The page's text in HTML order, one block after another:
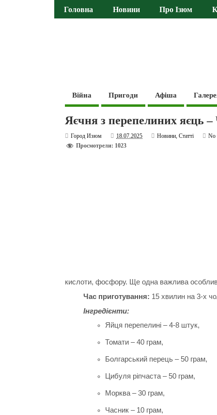
Головна Новини Про Ізюм
Війна Пригоди Афіша
Яєчня з перепелиних яєць
Город Изюм 18.07.2025 Новини,Статті
No
Просмотрели: 1023
кислоти, фосфору. Ще одна важлива
Час приготування: 15 хвилин на 3-х
Інгредієнти:
Яйця перепелині – 4-8 штук,
Томати – 40 грам,
Болгарський перець – 50 грам,
Цибуля ріпчаста – 50 грам,
Морква – 30 грам,
Часник – 10 грам,